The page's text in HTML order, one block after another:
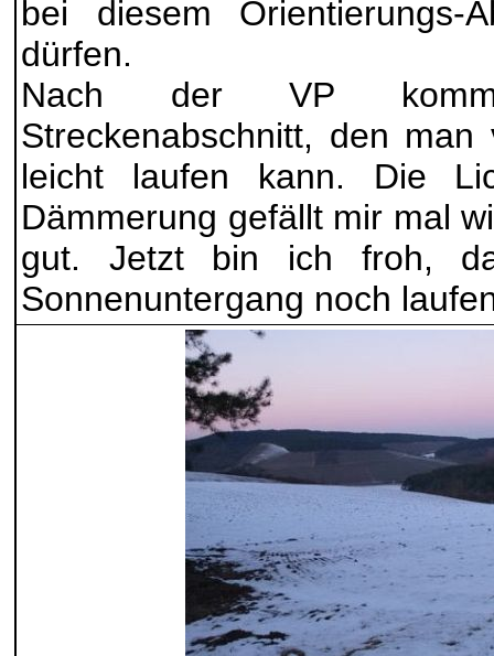
bei diesem Orientierungs-
dürfen.
Nach der VP
Streckenabschnitt, den
leicht laufen kann. Die
Dämmerung gefällt mir mal
gut. Jetzt bin ich froh,
Sonnenuntergang noch